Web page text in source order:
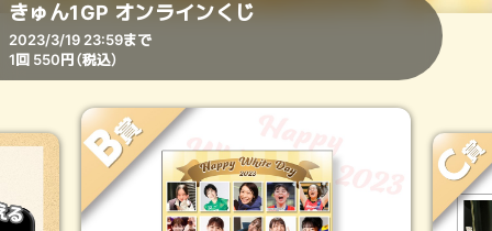
きゅん1GP オンラインくじ
2023/3/19 23:59まで
1回 550円（税込）